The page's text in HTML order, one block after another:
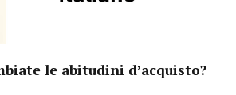
le abitudini d’acquisto?